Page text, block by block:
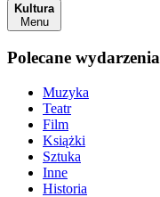
Kultura
Menu
Polecane wydarzenia
Muzyka
Teatr
Film
Książki
Sztuka
Inne
Historia